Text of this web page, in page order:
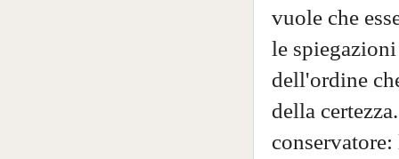
vuole che
le
dell'ordine
della